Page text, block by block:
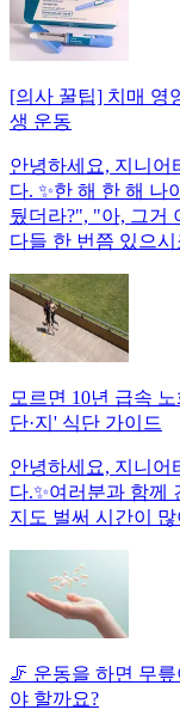
[의사 꿀팁] 치매 영
생 운동
안녕하세요, 지니어
다. ✨한 해 한 해 나
뒀더라?", "아, 그거
다들 한 번쯤 있으시
모르면 10년 급속
단·지' 식단 가이드
안녕하세요, 지니어
다.✨여러분과 함께
지도 벌써 시간이
🦵 운동을 하면 무
야 할까요?